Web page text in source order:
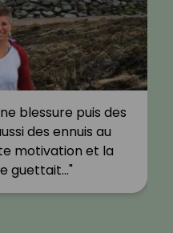
blessure puis des
des ennuis au
motivation et la
guettait…"